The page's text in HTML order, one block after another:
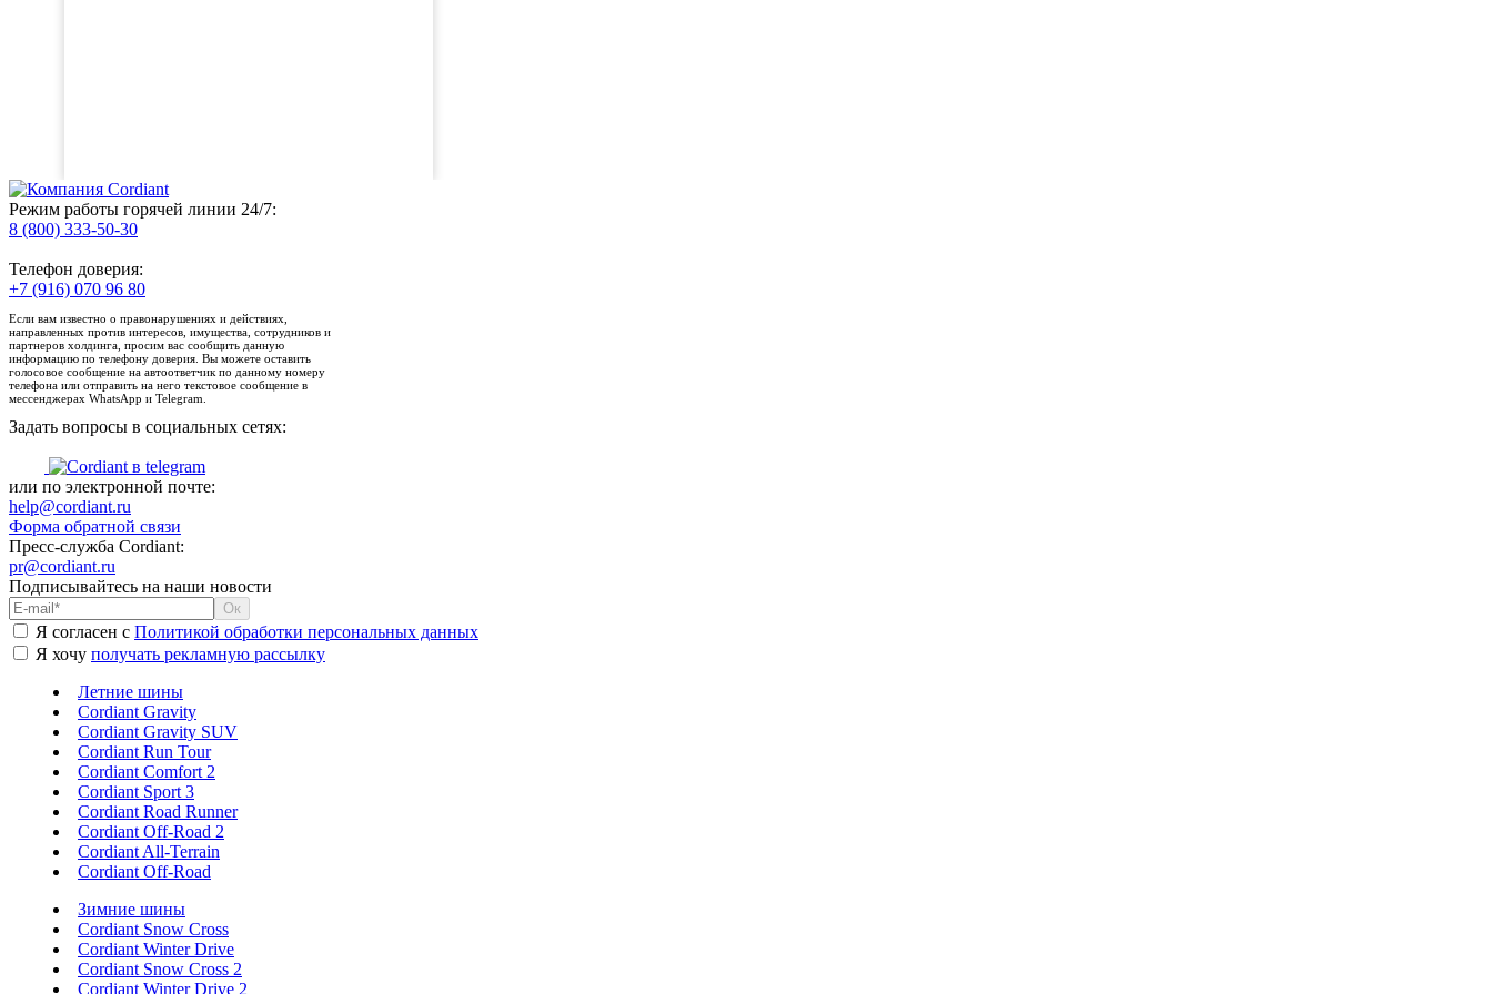
Режим работы горячей линии 24/7:
8 (800) 333-50-30
Телефон доверия:
+7 (916) 070 96 80
Если вам известно о правонарушениях и действиях,
направленных против интересов, имущества, сотрудников и
партнеров холдинга, просим вас сообщить данную
информацию по телефону доверия. Вы можете оставить
голосовое сообщение на автоответчик по данному номеру
телефона или отправить на него текстовое сообщение в
мессенджерах WhatsApp и Telegram.
Задать вопросы в социальных сетях:
или по электронной почте:
help@cordiant.ru
Форма обратной связи
Пресс-служба Cordiant:
pr@cordiant.ru
Подписывайтесь на наши новости
Я согласен с Политикой обработки персональных данных
Я хочу получать рекламную рассылку
Летние шины
Cordiant Gravity
Cordiant Gravity SUV
Cordiant Run Tour
Cordiant Comfort 2
Cordiant Sport 3
Cordiant Road Runner
Cordiant Off-Road 2
Cordiant All-Terrain
Cordiant Off-Road
Зимние шины
Cordiant Snow Cross
Cordiant Winter Drive
Cordiant Snow Cross 2
Cordiant Winter Drive 2